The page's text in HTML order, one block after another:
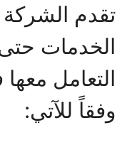
تقدم الشركة
الخدمات
التعامل
وفقاً للآتي: